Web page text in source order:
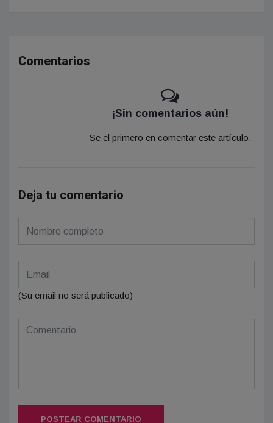
Comentarios
¡Sin comentarios aún!
Se el primero en comentar este artículo.
Deja tu comentario
(Su email no será publicado)
POSTEAR COMENTARIO